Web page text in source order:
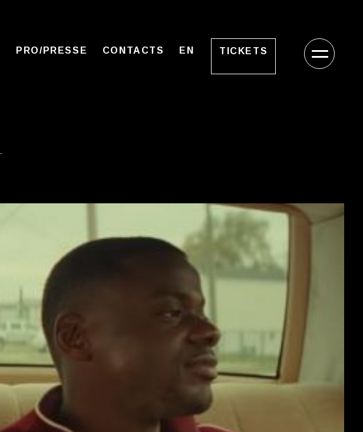
PRO/PRESSE CONTACTS EN TICKETS